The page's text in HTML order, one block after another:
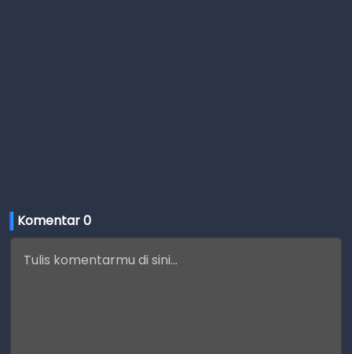
Komentar 0